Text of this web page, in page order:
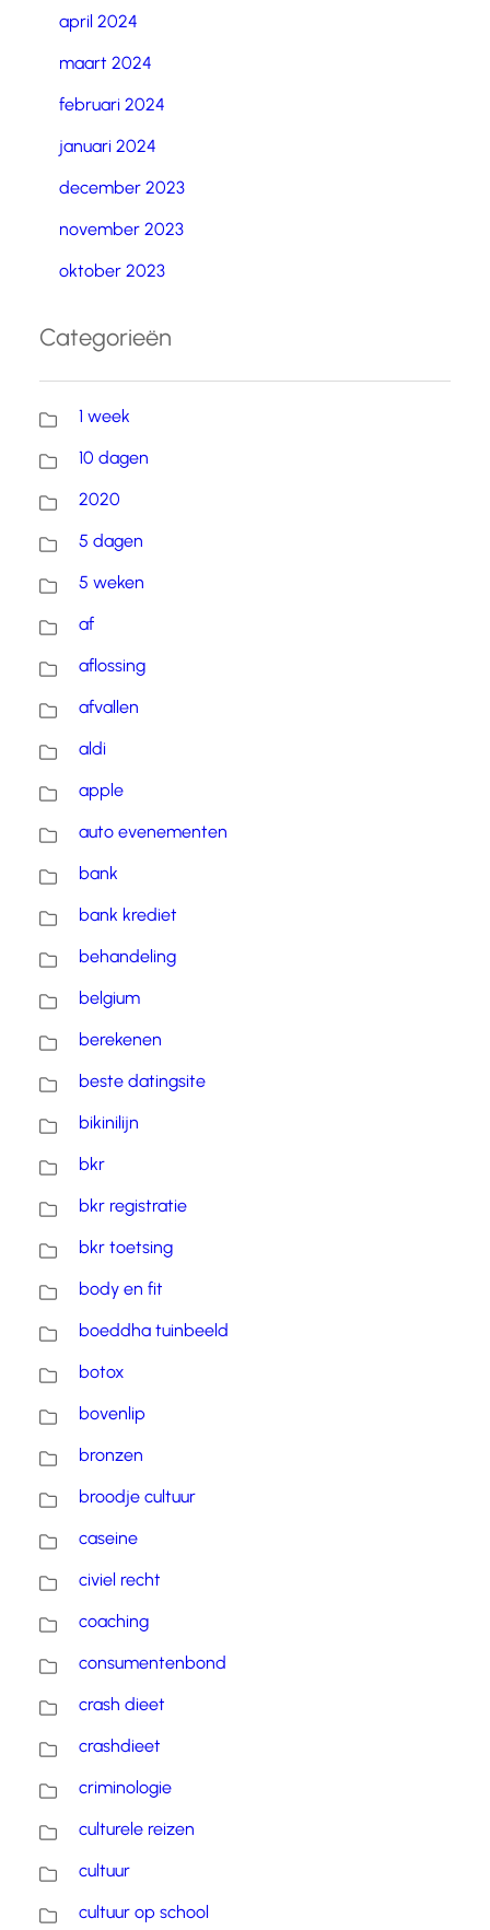
april 2024
maart 2024
februari 2024
januari 2024
december 2023
november 2023
oktober 2023
Categorieën
1 week
10 dagen
2020
5 dagen
5 weken
af
aflossing
afvallen
aldi
apple
auto evenementen
bank
bank krediet
behandeling
belgium
berekenen
beste datingsite
bikinilijn
bkr
bkr registratie
bkr toetsing
body en fit
boeddha tuinbeeld
botox
bovenlip
bronzen
broodje cultuur
caseine
civiel recht
coaching
consumentenbond
crash dieet
crashdieet
criminologie
culturele reizen
cultuur
cultuur op school